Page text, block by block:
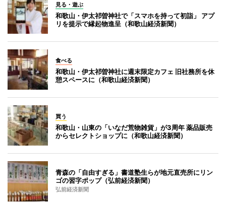
見る・遊ぶ
和歌山・伊太祁曽神社で「スマホを持って初詣」 アプ
リを提示で縁起物進呈（和歌山経済新聞）
食べる
和歌山・伊太祁曽神社に週末限定カフェ 旧社務所を休
憩スペースに（和歌山経済新聞）
買う
和歌山・山東の「いなだ荒物雑貨」が3周年 薬品販売
からセレクトショップに（和歌山経済新聞）
青森の「自由すぎる」書道塾生らが地元直売所にリン
ゴの習字ポップ（弘前経済新聞）
弘前経済新聞